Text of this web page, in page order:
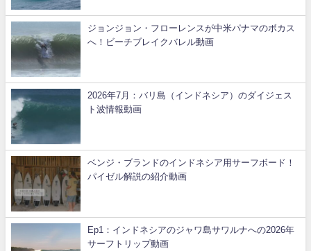
ジョンジョン・フローレンスが中米パナマのボカス
へ！ビーチブレイクバレル動画
2026年7月：バリ島（インドネシア）のダイジェス
ト波情報動画
ベンジ・ブランドのインドネシア用サーフボード！
パイゼル解説の紹介動画
Ep1：インドネシアのジャワ島サワルナへの2026年
サーフトリップ動画